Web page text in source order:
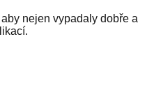
nejen vypadaly dobře a